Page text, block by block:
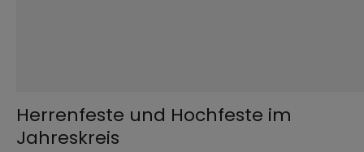
Herrenfeste und Hochfeste im
Jahreskreis